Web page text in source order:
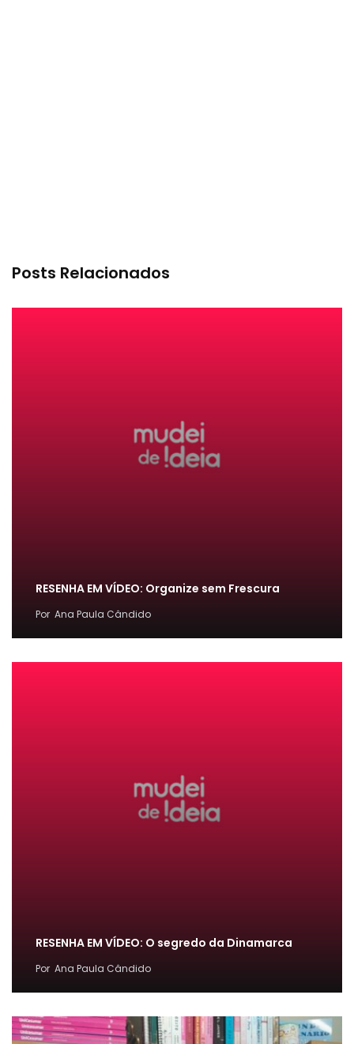
Posts Relacionados
RESENHA EM VÍDEO: Organize sem Frescura
Por Ana Paula Cândido
RESENHA EM VÍDEO: O segredo da Dinamarca
Por Ana Paula Cândido